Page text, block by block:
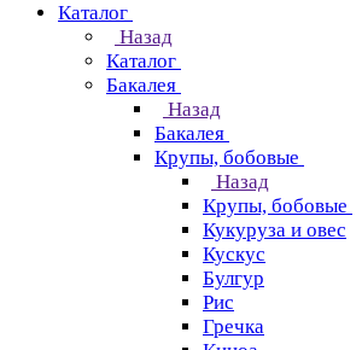
Каталог
Назад
Каталог
Бакалея
Назад
Бакалея
Крупы, бобовые
Назад
Крупы, бобовые
Кукуруза и овес
Кускус
Булгур
Рис
Гречка